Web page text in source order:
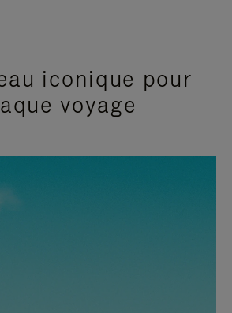
iconique pour
voyage